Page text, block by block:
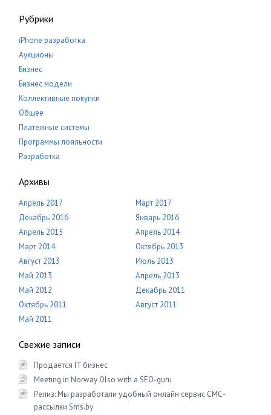
Рубрики
iPhone разработка
Аукционы
Бизнес
Бизнес модели
Коллективные покупки
Общее
Платежные системы
Программы лояльности
Разработка
Архивы
Апрель 2017
Март 2017
Декабрь 2016
Январь 2016
Апрель 2015
Апрель 2014
Март 2014
Октябрь 2013
Август 2013
Июль 2013
Май 2013
Апрель 2013
Май 2012
Декабрь 2011
Октябрь 2011
Август 2011
Май 2011
Свежие записи
Продается IT бизнес
Meeting in Norway Olso with a SEO-guru
Релиз: Мы разработали удобный онлайн сервис СМС-
рассылки Sms.by